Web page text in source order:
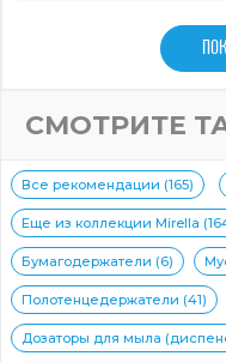
СМОТРИТЕ
Все рекомендации (165)
Еще из коллекции Mirella
Бумагодержатели (6)
Полотенцедержатели (41)
Дозаторы для мыла